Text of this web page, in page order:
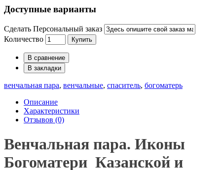
Доступные варианты
Сделать Персональный заказ
Количество
Купить
В сравнение
В закладки
венчальная пара, венчальные, спаситель, богоматерь
Описание
Характеристики
Отзывов (0)
Венчальная пара. Иконы
Богоматери Казанской и